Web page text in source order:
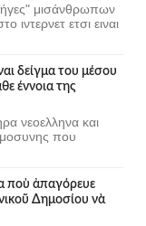
μισάνθρωπων
ιντερνετ ετσι ειναι
δείγμα του μέσου
έννοια της
νεοελληνα και
που
ποὺ ἀπαγόρευε
Δημοσίου νὰ